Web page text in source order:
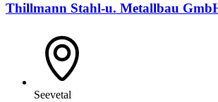
Thillmann Stahl-u. Metallbau
Seevetal